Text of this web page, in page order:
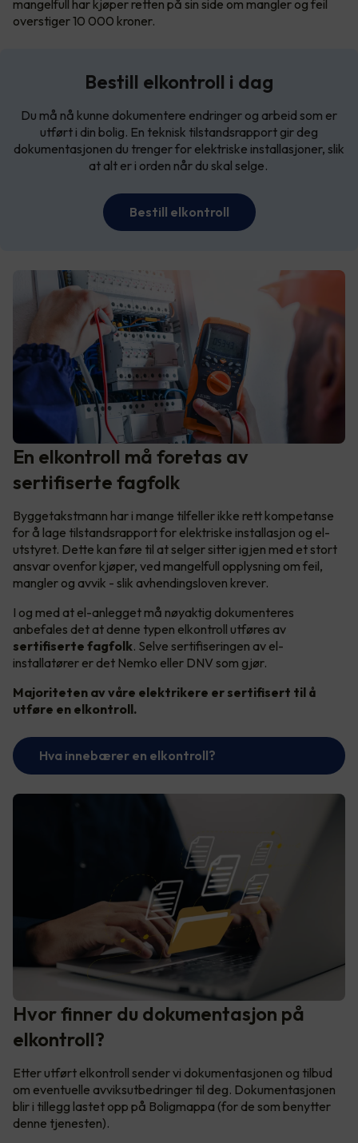
mangelfull har kjøper retten på sin side om mangler og feil
overstiger 10 000 kroner.
Bestill elkontroll i dag
Du må nå kunne dokumentere endringer og arbeid som er
utført i din bolig. En teknisk tilstandsrapport gir deg
dokumentasjonen du trenger for elektriske installasjoner, slik
at alt er i orden når du skal selge.
Bestill elkontroll
En elkontroll må foretas av
sertifiserte fagfolk
Byggetakstmann har i mange tilfeller ikke rett kompetanse
for å lage tilstandsrapport for elektriske installasjon og el-
utstyret. Dette kan føre til at selger sitter igjen med et stort
ansvar ovenfor kjøper, ved mangelfull opplysning om feil,
mangler og avvik - slik avhendingsloven krever.
I og med at el-anlegget må nøyaktig dokumenteres
anbefales det at denne typen elkontroll utføres av
sertifiserte fagfolk. Selve sertifiseringen av el-
installatører er det Nemko eller DNV som gjør.
Majoriteten av våre elektrikere er sertifisert til å
utføre en elkontroll.
Hva innebærer en elkontroll?
Hvor finner du dokumentasjon på
elkontroll?
Etter utført elkontroll sender vi dokumentasjonen og tilbud
om eventuelle avviksutbedringer til deg. Dokumentasjonen
blir i tillegg lastet opp på Boligmappa (for de som benytter
denne tjenesten).